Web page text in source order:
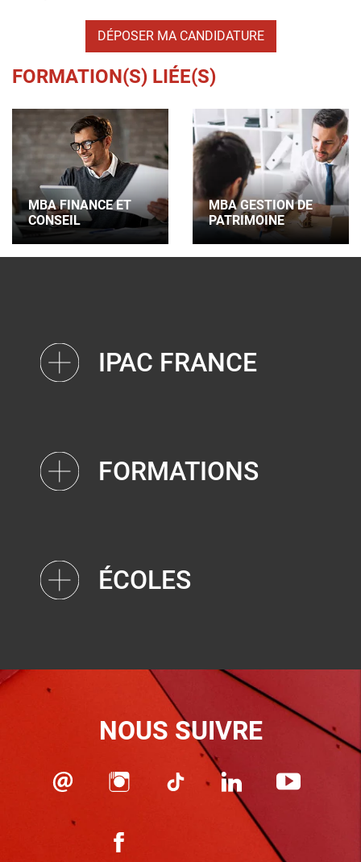
DÉPOSER MA CANDIDATURE
FORMATION(S) LIÉE(S)
MBA FINANCE ET
CONSEIL
MBA GESTION DE
PATRIMOINE
IPAC FRANCE
FORMATIONS
ÉCOLES
NOUS SUIVRE